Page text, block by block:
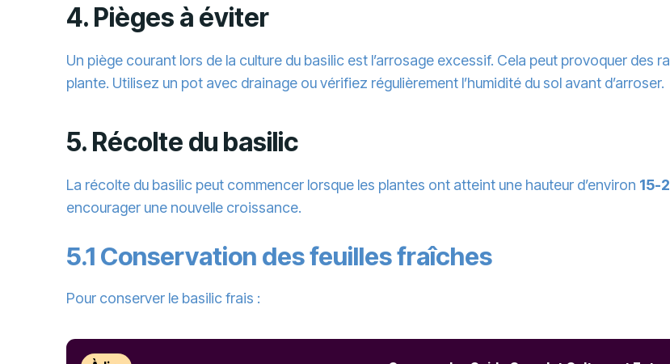
4. Pièges à éviter
Un piège courant lors de la culture du basilic est l’arrosage excessif. Cela peut provoquer des
plante. Utilisez un pot avec drainage ou vérifiez régulièrement l’humidité du sol avant d’arroser.
5. Récolte du basilic
La récolte du basilic peut commencer lorsque les plantes ont atteint une hauteur d’environ 15-
encourager une nouvelle croissance.
5.1 Conservation des feuilles fraîches
Pour conserver le basilic frais :